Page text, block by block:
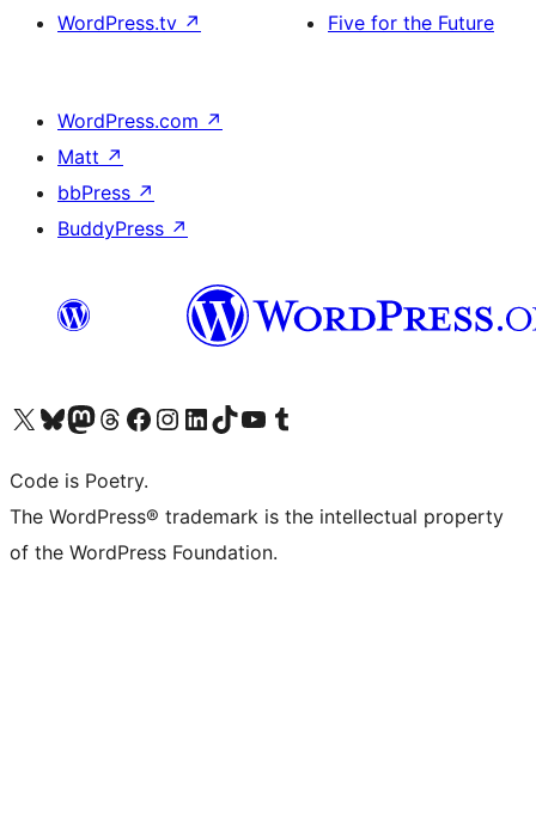
WordPress.tv ↗
Five for the Future
WordPress.com ↗
Matt ↗
bbPress ↗
BuddyPress ↗
Visita il nostro account X (ex Twitter)
Visita il nostro account Bluesky
Visita il nostro account Mastodon
Visita il nostro account Threads
Visita la nostra pagina Facebook
Visita il nostro account Instagram
Visita il nostro account LinkedIn
Visita il nostro account TikTok
Visita il nostro canale YouTube
Visita il nostro account Tumblr
Code is Poetry.
The WordPress® trademark is the intellectual property
of the WordPress Foundation.